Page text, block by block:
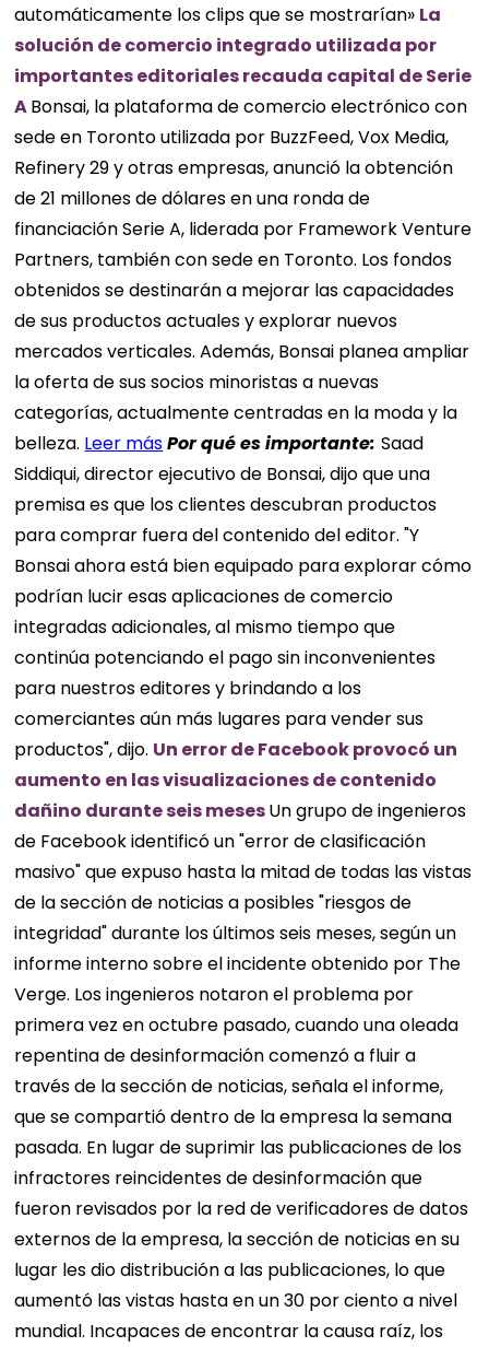
automáticamente los clips que se mostrarían» La
solución de comercio integrado utilizada por
importantes editoriales recauda capital de Serie
ABonsai, la plataforma de comercio electrónico con
sede en Toronto utilizada por BuzzFeed, Vox Media,
Refinery 29 y otras empresas, anunció la obtención
de 21 millones de dólares en una ronda de
financiación Serie A, liderada por Framework Venture
Partners, también con sede en Toronto. Los fondos
obtenidos se destinarán a mejorar las capacidades
de sus productos actuales y explorar nuevos
mercados verticales. Además, Bonsai planea ampliar
la oferta de sus socios minoristas a nuevas
categorías, actualmente centradas en la moda y la
belleza. Leer másPor qué es importante: Saad
Siddiqui, director ejecutivo de Bonsai, dijo que una
premisa es que los clientes descubran productos
para comprar fuera del contenido del editor. "Y
Bonsai ahora está bien equipado para explorar cómo
podrían lucir esas aplicaciones de comercio
integradas adicionales, al mismo tiempo que
continúa potenciando el pago sin inconvenientes
para nuestros editores y brindando a los
comerciantes aún más lugares para vender sus
productos", dijo. Un error de Facebook provocó un
aumento en las visualizaciones de contenido
dañino durante seis mesesUn grupo de ingenieros
de Facebook identificó un "error de clasificación
masivo" que expuso hasta la mitad de todas las vistas
de la sección de noticias a posibles "riesgos de
integridad" durante los últimos seis meses, según un
informe interno sobre el incidente obtenido por The
Verge. Los ingenieros notaron el problema por
primera vez en octubre pasado, cuando una oleada
repentina de desinformación comenzó a fluir a
través de la sección de noticias, señala el informe,
que se compartió dentro de la empresa la semana
pasada. En lugar de suprimir las publicaciones de los
infractores reincidentes de desinformación que
fueron revisados ​​por la red de verificadores de datos
externos de la empresa, la sección de noticias en su
lugar les dio distribución a las publicaciones, lo que
aumentó las vistas hasta en un 30 por ciento a nivel
mundial. Incapaces de encontrar la causa raíz, los